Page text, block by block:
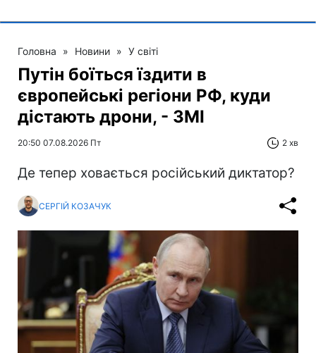
Головна » Новини » У світі
Путін боїться їздити в
європейські регіони РФ, куди
дістають дрони, - ЗМІ
20:50 07.08.2026 Пт 2 хв
Де тепер ховається російський диктатор?
СЕРГІЙ КОЗАЧУК